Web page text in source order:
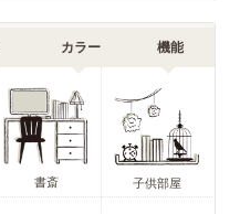
カラー 機能
書斎 子供部屋